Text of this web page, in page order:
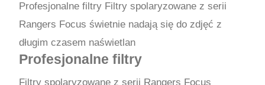
Profesjonalne filtry Filtry spolaryzowane z serii
Rangers Focus świetnie nadają się do zdjęć z
długim czasem naświetlan
Profesjonalne filtry
Filtry spolaryzowane z serii Rangers Focus